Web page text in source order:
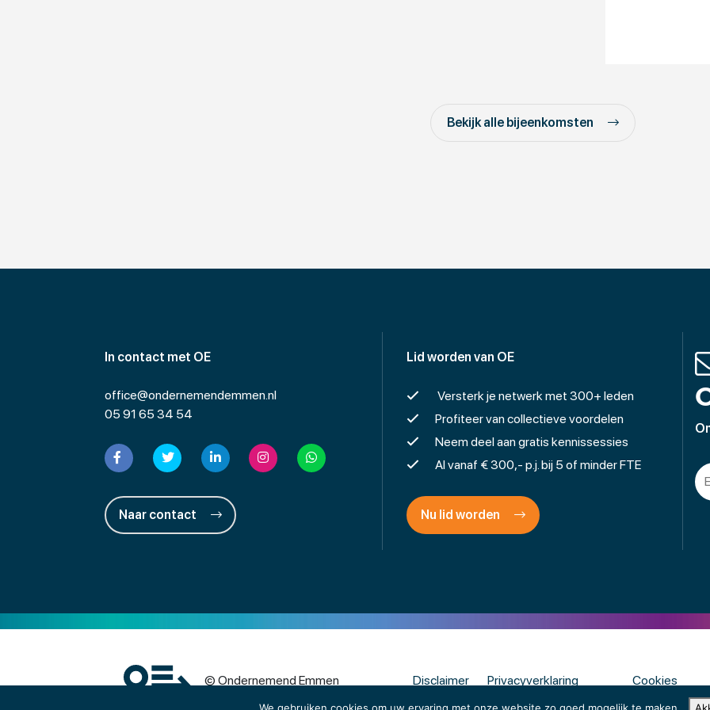
Bekijk alle bijeenkomsten
In contact met OE
office@ondernemendemmen.nl
05 91 65 34 54
Naar contact
Lid worden van OE
Versterk je netwerk met 300+ leden
Profiteer van collectieve voordelen
Neem deel aan gratis kennissessies
Al vanaf € 300,- p.j. bij 5 of minder FTE
Nu lid worden
© Ondernemend Emmen Disclaimer Privacyverklaring Cookies